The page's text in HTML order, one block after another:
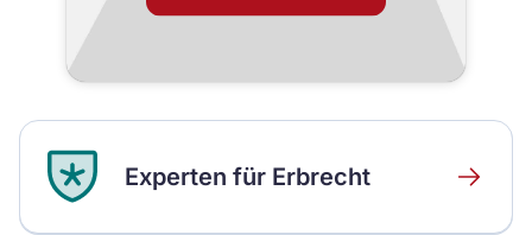
Experten für Erbrecht
Über